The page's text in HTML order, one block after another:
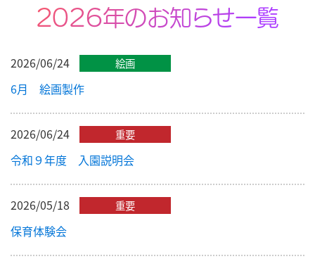
2026年のお知らせ一覧
2026/06/24 絵画
6月 絵画製作
2026/06/24 重要
令和９年度 入園説明会
2026/05/18 重要
保育体験会